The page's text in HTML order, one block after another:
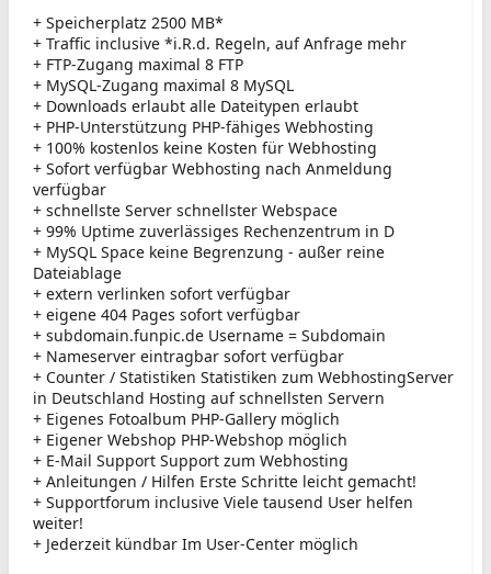
+ Speicherplatz 2500 MB*
+ Traffic inclusive *i.R.d. Regeln, auf Anfrage mehr
+ FTP-Zugang maximal 8 FTP
+ MySQL-Zugang maximal 8 MySQL
+ Downloads erlaubt alle Dateitypen erlaubt
+ PHP-Unterstützung PHP-fähiges Webhosting
+ 100% kostenlos keine Kosten für Webhosting
+ Sofort verfügbar Webhosting nach Anmeldung
verfügbar
+ schnellste Server schnellster Webspace
+ 99% Uptime zuverlässiges Rechenzentrum in D
+ MySQL Space keine Begrenzung - außer reine
Dateiablage
+ extern verlinken sofort verfügbar
+ eigene 404 Pages sofort verfügbar
+ subdomain.funpic.de Username = Subdomain
+ Nameserver eintragbar sofort verfügbar
+ Counter / Statistiken Statistiken zum WebhostingServer
in Deutschland Hosting auf schnellsten Servern
+ Eigenes Fotoalbum PHP-Gallery möglich
+ Eigener Webshop PHP-Webshop möglich
+ E-Mail Support Support zum Webhosting
+ Anleitungen / Hilfen Erste Schritte leicht gemacht!
+ Supportforum inclusive Viele tausend User helfen
weiter!
+ Jederzeit kündbar Im User-Center möglich